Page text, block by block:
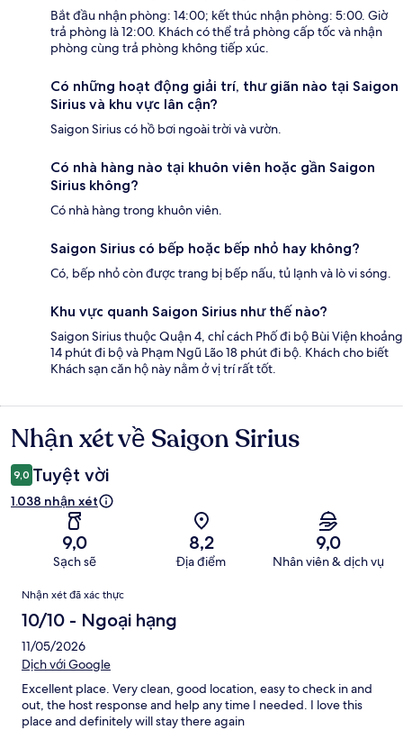
Bắt đầu nhận phòng: 14:00; kết thúc nhận phòng: 5:00. Giờ
trả phòng là 12:00. Khách có thể trả phòng cấp tốc và nhận
phòng cùng trả phòng không tiếp xúc.
Có những hoạt động giải trí, thư giãn nào tại Saigon
Sirius và khu vực lân cận?
Saigon Sirius có hồ bơi ngoài trời và vườn.
Có nhà hàng nào tại khuôn viên hoặc gần Saigon
Sirius không?
Có nhà hàng trong khuôn viên.
Saigon Sirius có bếp hoặc bếp nhỏ hay không?
Có, bếp nhỏ còn được trang bị bếp nấu, tủ lạnh và lò vi sóng.
Khu vực quanh Saigon Sirius như thế nào?
Saigon Sirius thuộc Quận 4, chỉ cách Phố đi bộ Bùi Viện khoảng
14 phút đi bộ và Phạm Ngũ Lão 18 phút đi bộ. Khách cho biết
Khách sạn căn hộ này nằm ở vị trí rất tốt.
Nhận
xét
Nhận xét về Saigon Sirius
9,0 Tuyệt vời
1.038 nhận xét
9,0
Sạch sẽ
8,2
Địa điểm
9,0
Nhân viên & dịch vụ
Nhận
xét
Nhận xét đã xác thực
10/10 - Ngoại hạng
11/05/2026
Dịch với Google
Excellent place. Very clean, good location, easy to check in and
out, the host response and help any time I needed. I love this
place and definitely will stay there again